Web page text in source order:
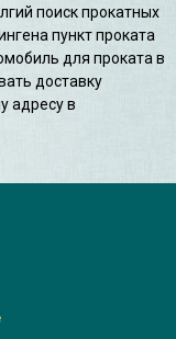
поиск прокатных
пункт проката
для проката в
доставку
адресу в